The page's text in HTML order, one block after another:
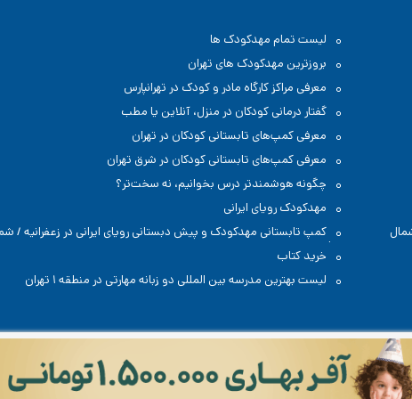
لیست تمام مهدکودک ها
بروزترین مهدکودک های تهران
معرفی مراکز کارگاه مادر و کودک در تهرانپارس
گفتار درمانی کودکان در منزل، آنلاین یا مطب
معرفی کمپ‌های تابستانی کودکان در تهران
معرفی کمپ‌های تابستانی کودکان در شرق تهران
چگونه هوشمندتر درس بخوانیم، نه سخت‌تر؟
مهدکودک رویای ایرانی
کمپ تابستانی مهدکودک و پیش دبستانی رویای ایرانی در زعفرانیه /
تهران
خرید کتاب
لیست بهترین مدرسه بین المللی دو زبانه مهارتی در منطقه ۱ تهران
متعلق به سایت رادیو کودک است، هرگونه کپی برداری با ذکر نام سایت و لینک به آن